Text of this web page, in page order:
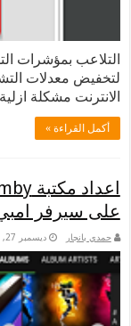
لتخفيض معدلات
الانترنت مشكلة
أكمل القراءة »
على سيرفر
حمدي بانجار ديسمبر 27, 2021